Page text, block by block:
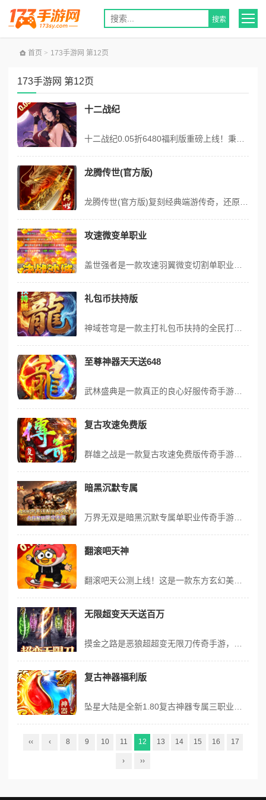
首页 > 173手游网 第12页
173手游网 第12页
十二战纪
龙腾传世(官方版)
攻速微变单职业
礼包币扶持版
至尊神器天天送648
复古攻速免费版
暗黑沉默专属
翻滚吧天神
无限超变天天送百万
复古神器福利版
‹‹ ‹ 8 9 10 11 12 13 14 15 16 17
› ››